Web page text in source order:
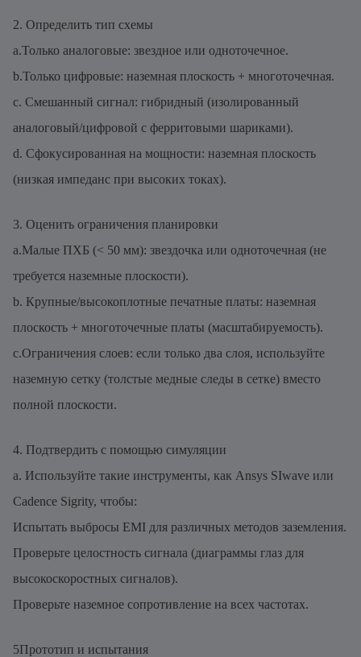
2. Определить тип схемы
a.Только аналоговые: звездное или одноточечное.
b.Только цифровые: наземная плоскость + многоточечная.
c. Смешанный сигнал: гибридный (изолированный
аналоговый/цифровой с ферритовыми шариками).
d. Сфокусированная на мощности: наземная плоскость
(низкая импеданс при высоких токах).
3. Оценить ограничения планировки
a.Малые ПХБ (< 50 мм): звездочка или одноточечная (не
требуется наземные плоскости).
b. Крупные/высокоплотные печатные платы: наземная
плоскость + многоточечные платы (масштабируемость).
c.Ограничения слоев: если только два слоя, используйте
наземную сетку (толстые медные следы в сетке) вместо
полной плоскости.
4. Подтвердить с помощью симуляции
a. Используйте такие инструменты, как Ansys SIwave или
Cadence Sigrity, чтобы:
Испытать выбросы EMI для различных методов заземления.
Проверьте целостность сигнала (диаграммы глаз для
высокоскоростных сигналов).
Проверьте наземное сопротивление на всех частотах.
5Прототип и испытания